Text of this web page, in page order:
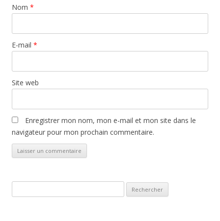
Nom *
E-mail *
Site web
Enregistrer mon nom, mon e-mail et mon site dans le
navigateur pour mon prochain commentaire.